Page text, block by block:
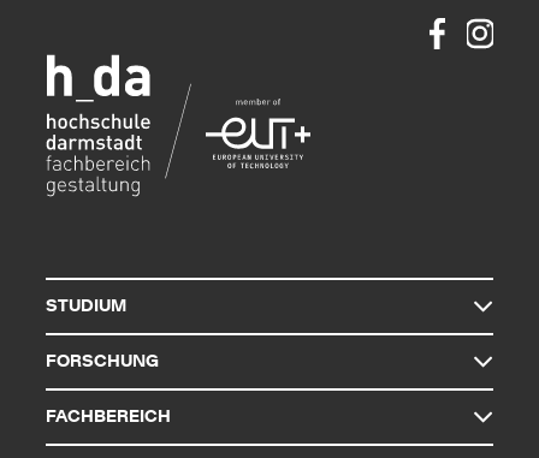
STUDIUM
FORSCHUNG
FACHBEREICH